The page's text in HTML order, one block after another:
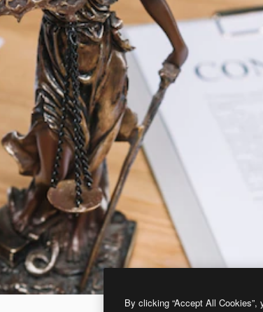
By clicking “Accept All